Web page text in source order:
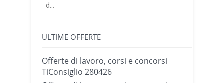
d...
ULTIME OFFERTE
Offerte di lavoro, corsi e concorsi
TiConsiglio 280426